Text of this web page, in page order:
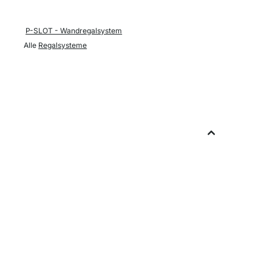
P-SLOT - Wandregalsystem
Alle Regalsysteme